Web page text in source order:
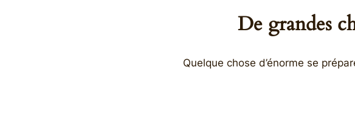
De grandes
Quelque chose d’énorme se